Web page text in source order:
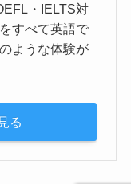
・IELTS対
すべて英語で
ような体験が
る